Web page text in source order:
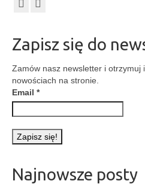
Zapisz się do
Zamów nasz newsletter i otrzymuj
nowościach na stronie.
Email *
Najnowsze posty